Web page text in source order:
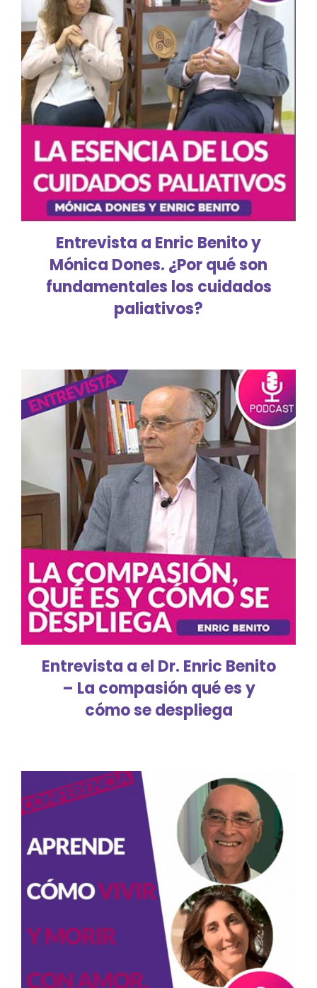
Entrevista a Enric Benito y
Mónica Dones. ¿Por qué son
fundamentales los cuidados
paliativos?
Entrevista a el Dr. Enric Benito
– La compasión qué es y
cómo se despliega